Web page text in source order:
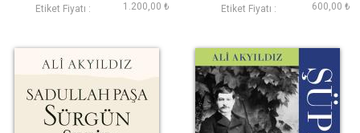
Etiket Fiyatı : 1.200,00 ₺ Etiket Fiyatı : 600,00 ₺